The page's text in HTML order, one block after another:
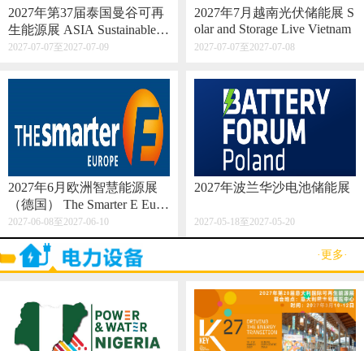
2027年第37届泰国曼谷可再
生能源展 ASIA Sustainable E
nergy Week
2027-07-07至2027-07-09
2027年7月越南光伏储能展 S
olar and Storage Live Vietnam
2027-07-07至2027-07-08
2027年6月欧洲智慧能源展
（德国） The Smarter E Euro
pe 2027
2027-06-08至2027-06-10
2027年波兰华沙电池储能展
2027-05-18至2027-05-20
·更多·